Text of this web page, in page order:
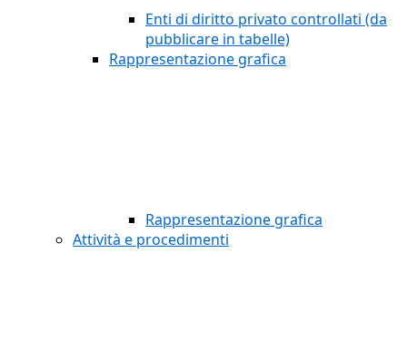
Enti di diritto privato controllati (da
pubblicare in tabelle)
Rappresentazione grafica
Rappresentazione grafica
Attività e procedimenti